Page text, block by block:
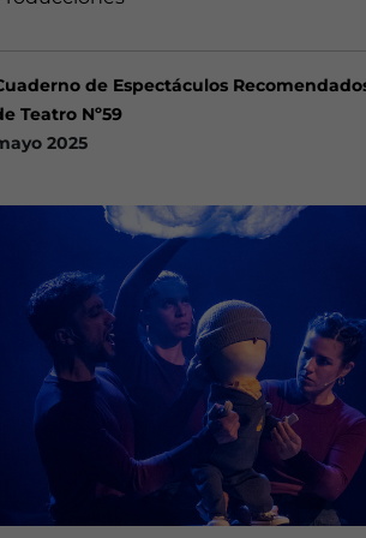
de Espectáculos
Teatro Nº59
2025